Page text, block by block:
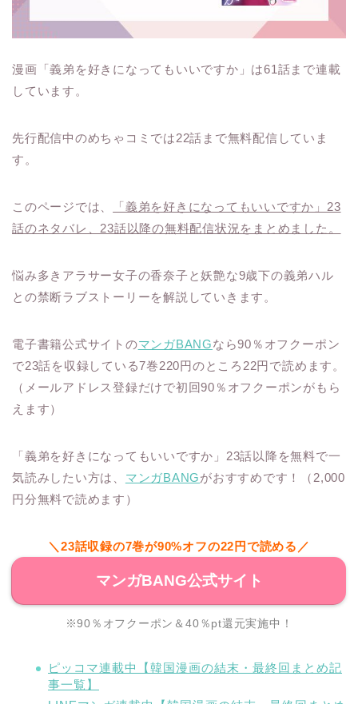
漫画「義弟を好きになってもいいですか」は61話まで連載
しています。
先行配信中のめちゃコミでは22話まで無料配信していま
す。
このページでは、
「義弟を好きになってもいいですか」23
話のネタバレ、23話以降の無料配信状況をまとめました。
悩み多きアラサー女子の香奈子と妖艶な9歳下の義弟ハル
との禁断ラブストーリーを解説していきます。
電子書籍公式サイトのマンガBANGなら90％オフクーポン
で23話を収録している7巻220円のところ22円で読めます。
（メールアドレス登録だけで初回90％オフクーポンがもら
えます）
「義弟を好きになってもいいですか」23話以降を無料で一
気読みしたい方は、 マンガBANGがおすすめです！（2,000
円分無料で読めます）
＼23話収録の7巻が90%オフの22円で読める／
マンガBANG公式サイト
※90％オフクーポン＆40％pt還元実施中！
ピッコマ連載中【韓国漫画の結末・最終回まとめ記
事一覧】